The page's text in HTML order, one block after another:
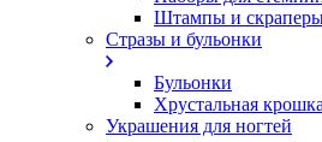
Штампы и скраперы
Стразы и бульонки
Бульонки
Хрустальная крошка
Украшения для ногтей